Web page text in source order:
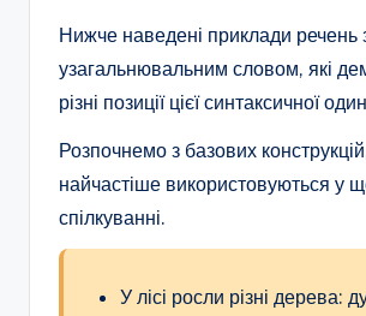
Нижче наведені приклади речень
узагальнювальним словом, які
різні позиції цієї синтаксичної
Розпочнемо з базових
найчастіше використовуються у
спілкуванні.
У лісі росли різні дерева: